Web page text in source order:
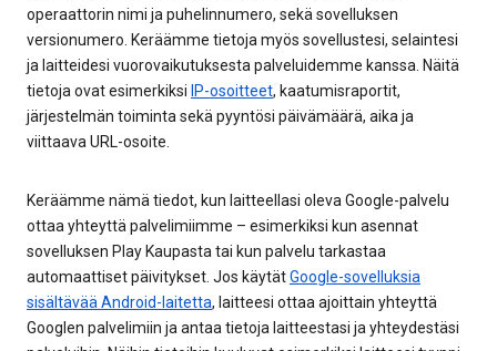
operaattorin nimi ja puhelinnumero, sekä sovelluksen
versionumero. Keräämme tietoja myös sovellustesi, selaintesi
ja laitteidesi vuorovaikutuksesta palveluidemme kanssa. Näitä
tietoja ovat esimerkiksi IP-osoitteet, kaatumisraportit,
järjestelmän toiminta sekä pyyntösi päivämäärä, aika ja
viittaava URL-osoite.
Keräämme nämä tiedot, kun laitteellasi oleva Google-palvelu
ottaa yhteyttä palvelimiimme – esimerkiksi kun asennat
sovelluksen Play Kaupasta tai kun palvelu tarkastaa
automaattiset päivitykset. Jos käytätGoogle-sovelluksia
sisältävää Android-laitetta, laitteesi ottaa ajoittain yhteyttä
Googlen palvelimiin ja antaa tietoja laitteestasi ja yhteydestäsi